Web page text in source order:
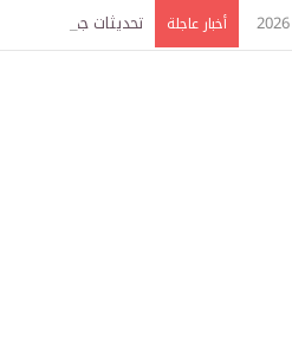
أخبار عاجلة